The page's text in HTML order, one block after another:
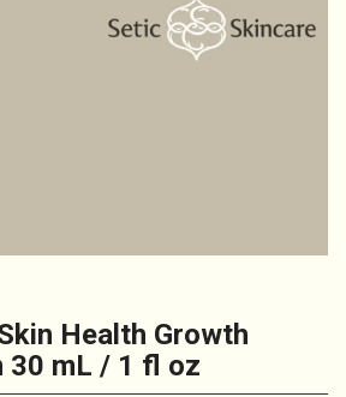
Health Growth
30 mL / 1 fl oz